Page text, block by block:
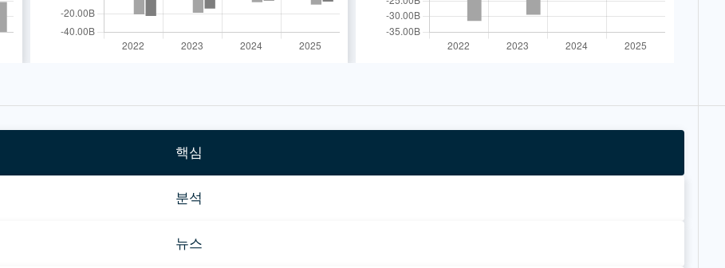
핵심
분석
뉴스